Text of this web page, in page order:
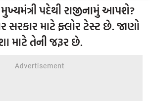
મુખ્યમંત્રી પદેથી રાજીનામું આપશે?
માટે ફ્લોર ટેસ્ટ છે. જાણો
માટે તેની જરૂર છે.